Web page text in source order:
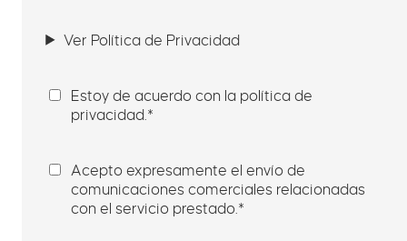
Ver Política de Privacidad
Consentimiento*
Estoy de acuerdo con la política de
privacidad.*
Consentimiento*
Acepto expresamente el envío de
comunicaciones comerciales relacionadas
con el servicio prestado.*